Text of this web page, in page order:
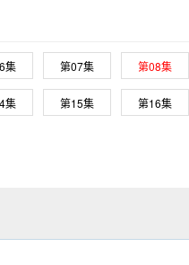
集 第07集 第08集
集 第15集 第16集